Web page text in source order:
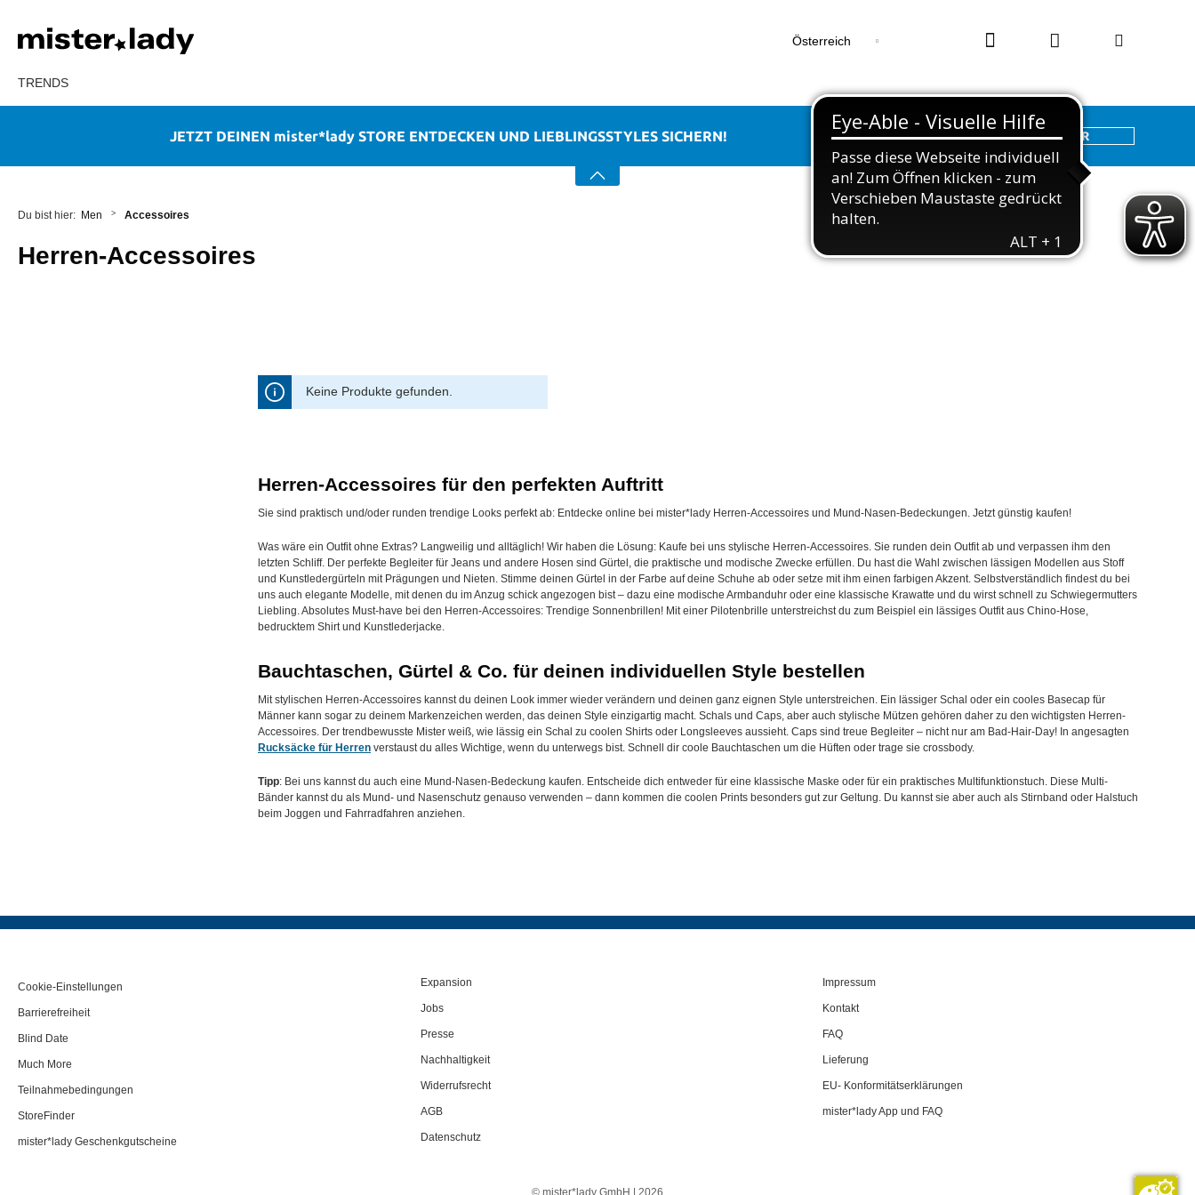
JETZT DEINEN mister*lady STORE ENTDECKEN UND LIEBLINGSSTYLES SICHERN! STORE FINDER
TRENDS
Men Accessoires
Herren-Accessoires
Keine Produkte gefunden.
Herren-Accessoires für den perfekten Auftritt
Sie sind praktisch und/oder runden trendige Looks perfekt ab: Entdecke online bei mister*lady Herren-Accessoires und Mund-Nasen-Bedeckungen. Jetzt günstig kaufen!
Was wäre ein Outfit ohne Extras? Langweilig und alltäglich! Wir haben die Lösung: Kaufe bei uns stylische Herren-Accessoires. Sie runden dein Outfit ab und verpassen ihm den
letzten Schliff. Der perfekte Begleiter für Jeans und andere Hosen sind Gürtel, die praktische und modische Zwecke erfüllen. Du hast die Wahl zwischen lässigen Modellen aus Stoff
und Kunstledergürteln mit Prägungen und Nieten. Stimme deinen Gürtel in der Farbe auf deine Schuhe ab oder setze mit ihm einen farbigen Akzent. Selbstverständlich findest du bei
uns auch elegante Modelle, mit denen du im Anzug schick angezogen bist – dazu eine modische Armbanduhr oder eine klassische Krawatte und du wirst schnell zu Schwiegermutters
Liebling. Absolutes Must-have bei den Herren-Accessoires: Trendige Sonnenbrillen! Mit einer Pilotenbrille unterstreichst du zum Beispiel ein lässiges Outfit aus Chino-Hose,
bedrucktem Shirt und Kunstlederjacke.
Bauchtaschen, Gürtel & Co. für deinen individuellen Style bestellen
Mit stylischen Herren-Accessoires kannst du deinen Look immer wieder verändern und deinen ganz eignen Style unterstreichen. Ein lässiger Schal oder ein cooles Basecap für
Männer kann sogar zu deinem Markenzeichen werden, das deinen Style einzigartig macht. Schals und Caps, aber auch stylische Mützen gehören daher zu den wichtigsten Herren-
Accessoires. Der trendbewusste Mister weiß, wie lässig ein Schal zu coolen Shirts oder Longsleeves aussieht. Caps sind treue Begleiter – nicht nur am Bad-Hair-Day! In angesagten
Rucksäcke für Herren verstaust du alles Wichtige, wenn du unterwegs bist. Schnell dir coole Bauchtaschen um die Hüften oder trage sie crossbody.
Tipp: Bei uns kannst du auch eine Mund-Nasen-Bedeckung kaufen. Entscheide dich entweder für eine klassische Maske oder für ein praktisches Multifunktionstuch. Diese Multi-
Bänder kannst du als Mund- und Nasenschutz genauso verwenden – dann kommen die coolen Prints besonders gut zur Geltung. Du kannst sie aber auch als Stirnband oder Halstuch
beim Joggen und Fahrradfahren anziehen.
Cookie-Einstellungen
Barrierefreiheit
Blind Date
Much More
Teilnahmebedingungen
StoreFinder
mister*lady Geschenkgutscheine
Expansion
Jobs
Presse
Nachhaltigkeit
Widerrufsrecht
AGB
Datenschutz
Impressum
Kontakt
FAQ
Lieferung
EU- Konformitätserklärungen
mister*lady App und FAQ
© mister*lady GmbH | 2026